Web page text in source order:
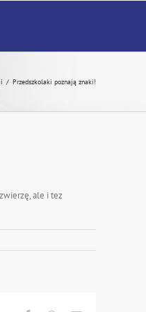
/ Przedszkolaki poznają znaki!
ale i tez